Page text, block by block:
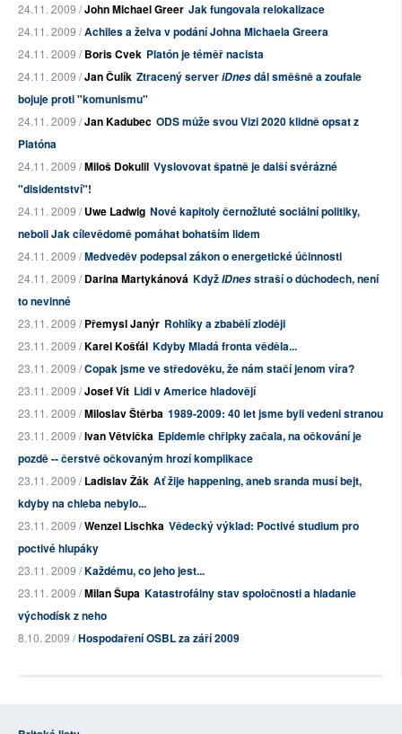
24.11. 2009 /John Michael Greer Jak fungovala relokalizace
24.11. 2009 /Achiles a želva v podání Johna Michaela Greera
24.11. 2009 /Boris Cvek Platón je téměř nacista
24.11. 2009 /Jan Čulík Ztracený serveriDnesdál směšně a zoufale
bojuje proti "komunismu"
24.11. 2009 /Jan Kadubec ODS může svou Vizi 2020 klidně opsat z
Platóna
24.11. 2009 /Miloš Dokulil Vyslovovat špatně je další svérázné
"disidentství"!
24.11. 2009 /Uwe Ladwig Nové kapitoly černožluté sociální politiky,
neboli Jak cílevědomě pomáhat bohatším lidem
24.11. 2009 /Medveděv podepsal zákon o energetické účinnosti
24.11. 2009 /Darina Martykánová KdyžIDnesstraší o důchodech, není
to nevinné
23.11. 2009 /Přemysl Janýr Rohlíky a zbabělí zloději
23.11. 2009 /Karel Košťál Kdyby Mladá fronta věděla...
23.11. 2009 /Copak jsme ve středověku, že nám stačí jenom víra?
23.11. 2009 /Josef Vít Lidi v Americe hladovějí
23.11. 2009 /Miloslav Štěrba 1989-2009: 40 let jsme byli vedeni stranou
23.11. 2009 /Ivan Větvička Epidemie chřipky začala, na očkování je
pozdě -- čerstvě očkovaným hrozí komplikace
23.11. 2009 /Ladislav Žák Ať žije happening, aneb sranda musí bejt,
kdyby na chleba nebylo...
23.11. 2009 /Wenzel Lischka Vědecký výklad: Poctivé studium pro
poctivé hlupáky
23.11. 2009 /Každému, co jeho jest...
23.11. 2009 /Milan Šupa Katastrofálny stav spoločnosti a hladanie
východísk z neho
8.10. 2009 /Hospodaření OSBL za září 2009